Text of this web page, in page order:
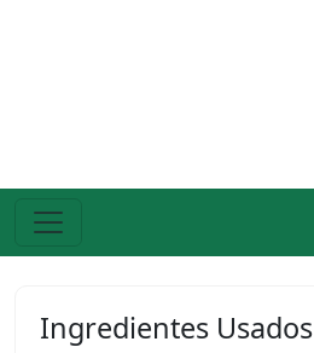
Ingredientes Usados